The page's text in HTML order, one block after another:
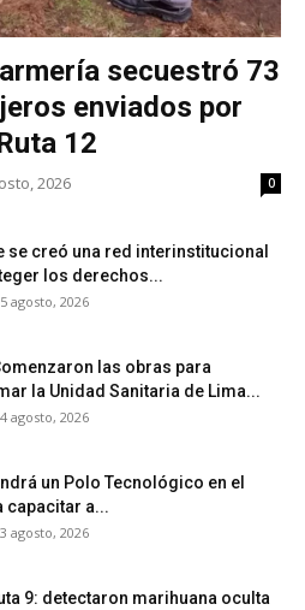
secuestró 73
enviados por
12
2026 0
se creó una red interinstitucional
los derechos...
5 agosto, 2026
las obras para
la Unidad Sanitaria de Lima...
4 agosto, 2026
un Polo Tecnológico en el
capacitar a...
3 agosto, 2026
9: detectaron marihuana oculta